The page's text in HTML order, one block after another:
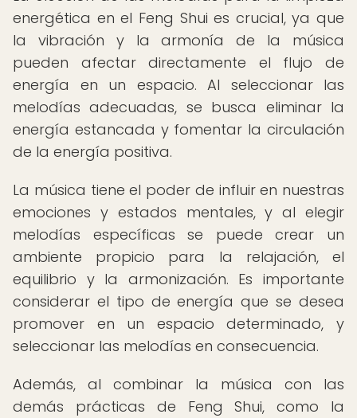
energética en el Feng Shui es crucial, ya que
la vibración y la armonía de la música
pueden afectar directamente el flujo de
energía en un espacio. Al seleccionar las
melodías adecuadas, se busca eliminar la
energía estancada y fomentar la circulación
de la energía positiva.
La música tiene el poder de influir en nuestras
emociones y estados mentales, y al elegir
melodías específicas se puede crear un
ambiente propicio para la relajación, el
equilibrio y la armonización. Es importante
considerar el tipo de energía que se desea
promover en un espacio determinado, y
seleccionar las melodías en consecuencia.
Además, al combinar la música con las
demás prácticas de Feng Shui, como la